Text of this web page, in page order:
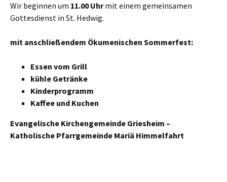
Wir beginnen um 11.00 Uhrmit einem gemeinsamen
Gottesdienst in St. Hedwig.
mit anschließendem Ökumenischen Sommerfest:
Essen vom Grill
kühle Getränke
Kinderprogramm
Kaffee und Kuchen
Evangelische Kirchengemeinde Griesheim –
Katholische Pfarrgemeinde Mariä Himmelfahrt